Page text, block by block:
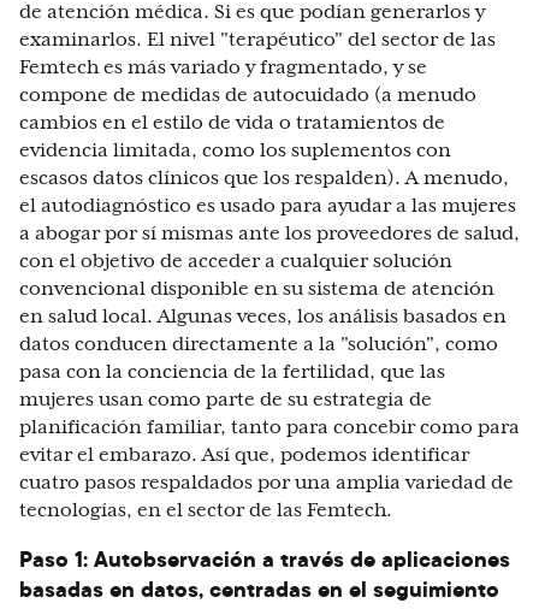
de atención médica. Si es que podían generarlos y
examinarlos. El nivel "terapéutico" del sector de las
Femtech es más variado y fragmentado, y se
compone de medidas de autocuidado (a menudo
cambios en el estilo de vida o tratamientos de
evidencia limitada, como los suplementos con
escasos datos clínicos que los respalden). A menudo,
el autodiagnóstico es usado para ayudar a las mujeres
a abogar por sí mismas ante los proveedores de salud,
con el objetivo de acceder a cualquier solución
convencional disponible en su sistema de atención
en salud local. Algunas veces, los análisis basados en
datos conducen directamente a la "solución", como
pasa con la conciencia de la fertilidad, que las
mujeres usan como parte de su estrategia de
planificación familiar, tanto para concebir como para
evitar el embarazo. Así que, podemos identificar
cuatro pasos respaldados por una amplia variedad de
tecnologías, en el sector de las Femtech.
Paso 1: Autobservación a través de aplicaciones
basadas en datos, centradas en el seguimiento